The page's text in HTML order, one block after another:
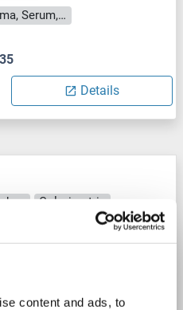
content and ads, to
Cell Culture Supernatant, Plasma, Serum, Tissue Homogenate
Details
Colorimetric